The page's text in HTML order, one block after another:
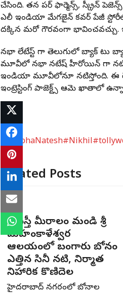
చేసింది. తన పర్ ఫార్మెన్స్, స్క్రీన్
ఎలీ ఇండియా మేగజైన్ కవర్ పేజీ
దక్కిన మరో గౌరవంగా భావించవచ్చు.
నభా లేటేస్ట్ గా తెలుగులో బ్యాక్ టు
మూవీలో నభా నటేష్ హీరోయిన్ గా
ఇండియా మూవీలోనూ నటిస్తోంది. ఈ
ఇంట్రెస్టింగ్ ప్రాజెక్ట్స్ ఆమె ఖాతాలో
# NabhaNatesh#Nikhil
Related Posts
పాతబస్తీ మీరాలం మండి శ్రీ
మహంకాళేశ్వర
ఆలయంలో బంగారు బోనం
ఎత్తిన సినీ నటి, నిర్మాత
నిహారిక కొణిదెల
హైదరాబాద్ నగరంలో బోనాల